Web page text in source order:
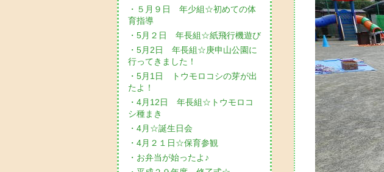
・５月９日 年少組☆初めての体
育指導
・5月２日 年長組☆紙飛行機遊び
・5月2日 年長組☆庚申山公園に
行ってきました！
・5月1日 トウモロコシの芽が出
たよ！
・4月12日 年長組☆トウモロコ
シ種まき
・4月☆誕生日会
・4月２１日☆保育参観
・お弁当が始ったよ♪